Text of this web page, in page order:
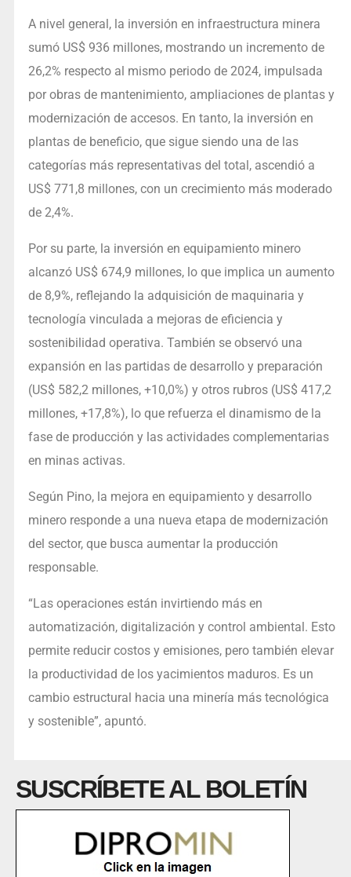
A nivel general, la inversión en infraestructura minera
sumó US$ 936 millones, mostrando un incremento de
26,2% respecto al mismo periodo de 2024, impulsada
por obras de mantenimiento, ampliaciones de plantas y
modernización de accesos. En tanto, la inversión en
plantas de beneficio, que sigue siendo una de las
categorías más representativas del total, ascendió a
US$ 771,8 millones, con un crecimiento más moderado
de 2,4%.
Por su parte, la inversión en equipamiento minero
alcanzó US$ 674,9 millones, lo que implica un aumento
de 8,9%, reflejando la adquisición de maquinaria y
tecnología vinculada a mejoras de eficiencia y
sostenibilidad operativa. También se observó una
expansión en las partidas de desarrollo y preparación
(US$ 582,2 millones, +10,0%) y otros rubros (US$ 417,2
millones, +17,8%), lo que refuerza el dinamismo de la
fase de producción y las actividades complementarias
en minas activas.
Según Pino, la mejora en equipamiento y desarrollo
minero responde a una nueva etapa de modernización
del sector, que busca aumentar la producción
responsable.
“Las operaciones están invirtiendo más en
automatización, digitalización y control ambiental. Esto
permite reducir costos y emisiones, pero también elevar
la productividad de los yacimientos maduros. Es un
cambio estructural hacia una minería más tecnológica
y sostenible”, apuntó.
SUSCRÍBETE AL BOLETÍN